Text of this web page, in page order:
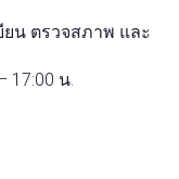
ยน ตรวจสภาพ และ
17:00 น.